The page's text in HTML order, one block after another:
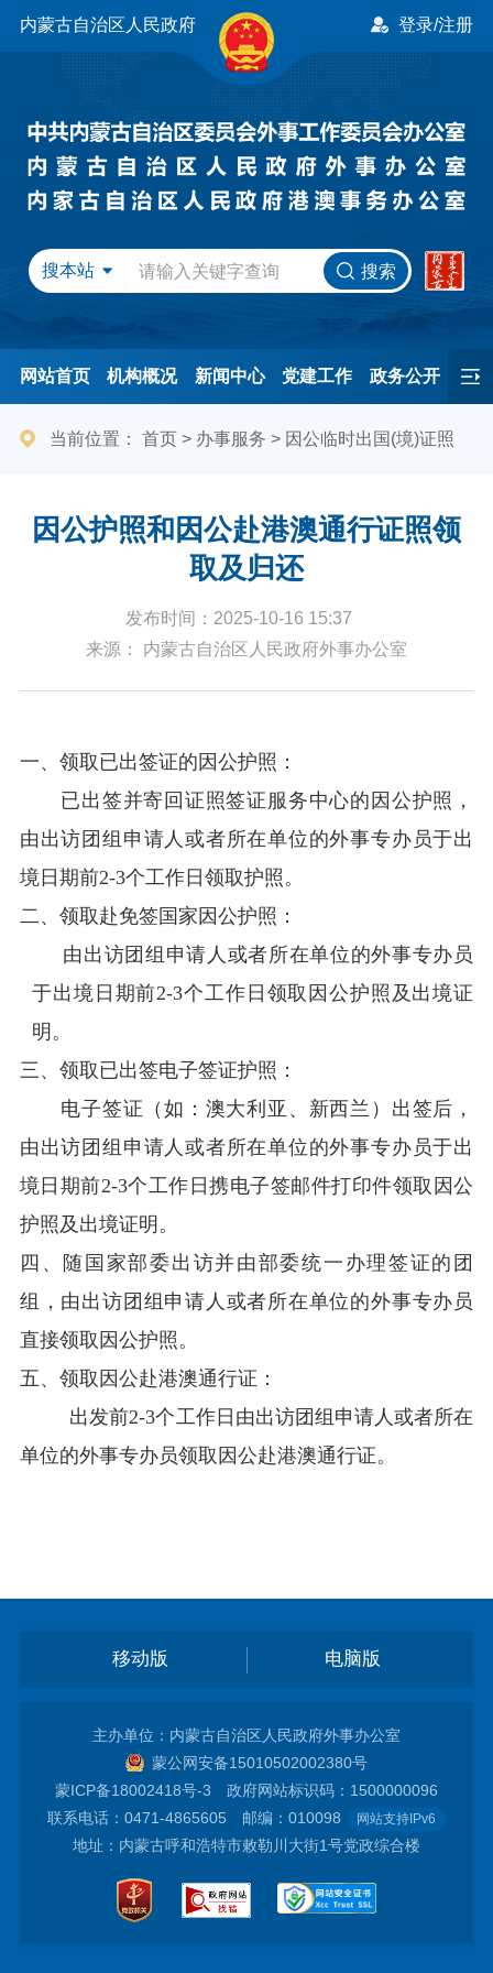
内蒙古自治区人民政府 登录/注册
搜本站 搜索
网站首页 机构概况 新闻中心 党建工作 政务公开
办事服务 民间友好 港澳事务 互动交流 专题专栏
当前位置： 首页> 办事服务 > 因公临时出国(境)证照
因公护照和因公赴港澳通行证照领
取及归还
发布时间：2025-10-16 15:37
来源： 内蒙古自治区人民政府外事办公室
一、领取已出签证的因公护照：
已出签并寄回证照签证服务中心的因公护照，
由出访团组申请人或者所在单位的外事专办员于出
境日期前2-3个工作日领取护照。
二、领取赴免签国家因公护照：
由出访团组申请人或者所在单位的外事专办员
于出境日期前2-3个工作日 领取因公护照及出境证
明。
三、领取已出签电子签证护照：
电子签证（如：澳大利亚、新西兰）出签后，
由出访团组申请人或者所在单位的外事专办员于出
境日期前2-3个工作日携电子签邮件打印件领取因公
护照及出境证明。
四、随国家部委出访并由部委统一办理签证的团
组，由出访团组申请人或者所在单位的外事专办员
直接领取因公护照。
五、领取因公赴港澳通行证：
出发前2-3个工作日由出访团组申请人或者所在
单位的外事专办员领取 因公赴港澳通行证。
移动版 电脑版
主办单位：内蒙古自治区人民政府外事办公室
蒙公网安备15010502002380号
蒙ICP备18002418号-3 政府网站标识码：1500000096
联系电话：0471-4865605 邮编：010098
网站支持IPv6
地址：内蒙古呼和浩特市敕勒川大街1号党政综合楼